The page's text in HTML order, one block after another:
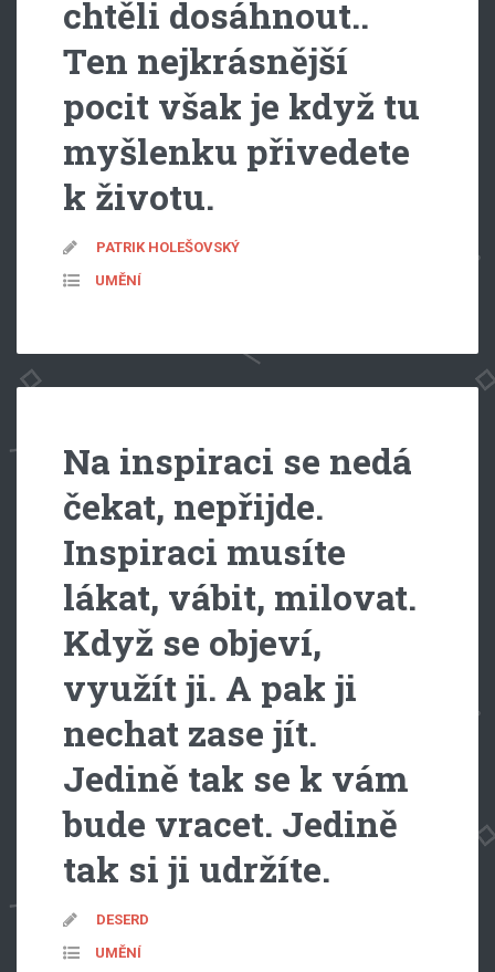
chtěli dosáhnout..
Ten nejkrásnější
pocit však je když tu
myšlenku přivedete
k životu.
PATRIK HOLEŠOVSKÝ
UMĚNÍ
Na inspiraci se nedá
čekat, nepřijde.
Inspiraci musíte
lákat, vábit, milovat.
Když se objeví,
využít ji. A pak ji
nechat zase jít.
Jedině tak se k vám
bude vracet. Jedině
tak si ji udržíte.
DESERD
UMĚNÍ